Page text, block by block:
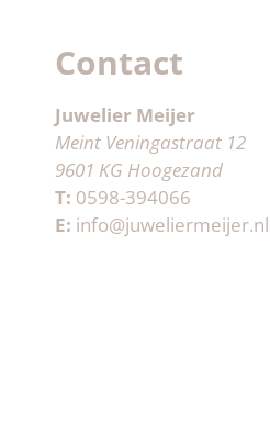
Contact
Juwelier Meijer
Meint Veningastraat 12
9601 KG Hoogezand
T: 0598-394066
E: info@juweliermeijer.nl